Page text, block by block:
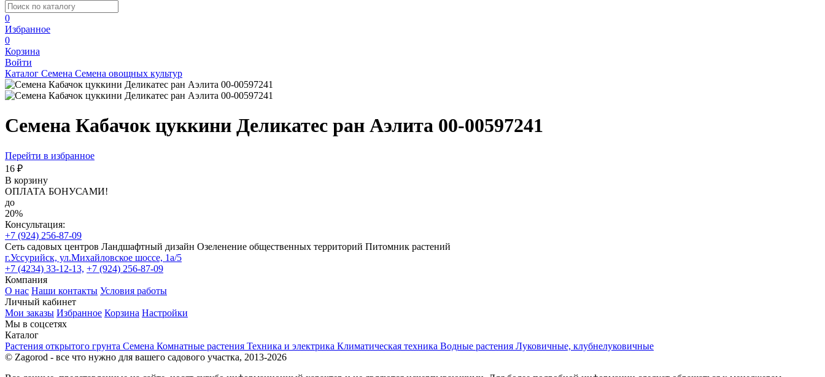
0
Избранное
0
Корзина
Войти
Каталог Семена Семена овощных культур
Семена Кабачок цуккини Деликатес ран Аэлита 00-00597241
Перейти в избранное
16 ₽
В корзину
ОПЛАТА БОНУСАМИ!
до
20%
Консультация:
+7 (924) 256-87-09
Сеть садовых центров Ландшафтный дизайн Озеленение общественных территорий Питомник растений
г.Уссурийск, ул.Михайловское шоссе, 1а/5
+7 (4234) 33-12-13, +7 (924) 256-87-09
Компания
О нас Наши контакты Условия работы
Личный кабинет
Мои заказы Избранное Корзина Настройки
Мы в соцсетях
Каталог
Растения открытого грунта Семена Комнатные растения Техника и электрика Климатическая техника Водные растения Луковичные, клубнелуковичные
© Zagorod - все что нужно для вашего садового участка, 2013-2026